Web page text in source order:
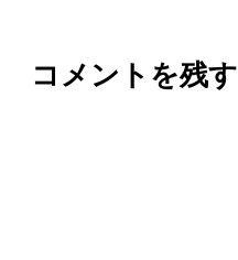
コメントを残す